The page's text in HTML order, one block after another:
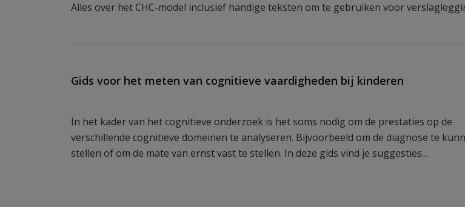
Alles over het CHC-model inclusief handige teksten om te gebruiken voor
Gids voor het meten van cognitieve vaardigheden bij kinderen
In het kader van het cognitieve onderzoek is het soms nodig om de prestaties op de
verschillende cognitieve domeinen te analyseren. Bijvoorbeeld om de diagnose te
stellen of om de mate van ernst vast te stellen. In deze gids vind je suggesties…